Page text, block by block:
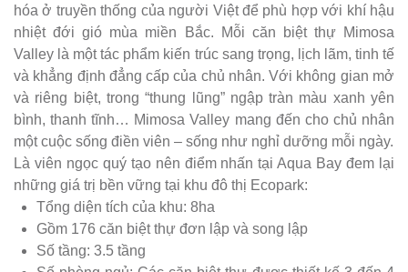
hóa ở truyền thống của người Việt để phù hợp với khí hậu
nhiệt đới gió mùa miền Bắc. Mỗi căn biệt thự Mimosa
Valley là một tác phẩm kiến trúc sang trọng, lịch lãm, tinh tế
và khẳng định đẳng cấp của chủ nhân. Với không gian mở
và riêng biệt, trong “thung lũng” ngập tràn màu xanh yên
bình, thanh tĩnh… Mimosa Valley mang đến cho chủ nhân
một cuộc sống điền viên – sống như nghỉ dưỡng mỗi ngày.
Là viên ngọc quý tạo nên điểm nhấn tại Aqua Bay đem lại
những giá trị bền vững tại khu đô thị Ecopark:
Tổng diện tích của khu: 8ha
Gồm 176 căn biệt thự đơn lập và song lập
Số tầng: 3.5 tầng